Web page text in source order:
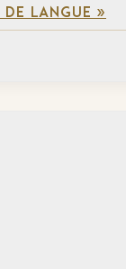
DE LANGUE »